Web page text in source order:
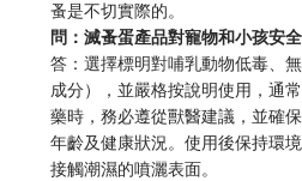
蚤是不切實際的。
問：滅蚤蛋產品對寵物和小孩安
答：選擇標明對哺乳動物低毒、
成分），並嚴格按說明使用，通
藥時，務必遵從獸醫建議，並確
年齡及健康狀況。使用後保持環
接觸潮濕的噴灑表面。